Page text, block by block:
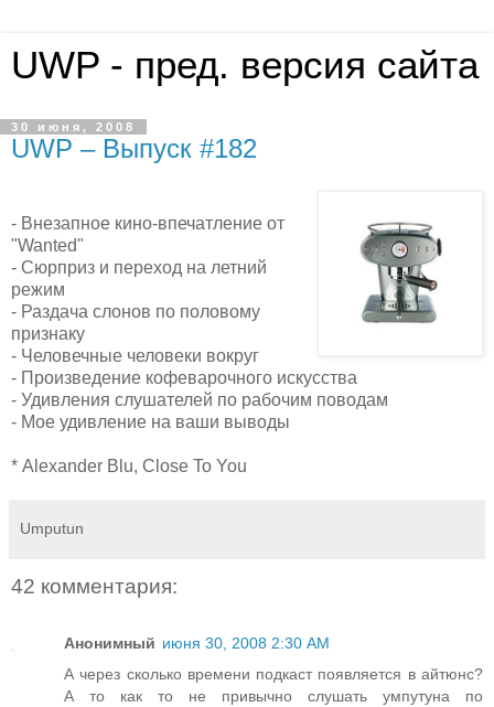
UWP - пред. версия сайта
30 июня, 2008
UWP – Выпуск #182
- Внезапное кино-впечатление от
"Wanted"
- Сюрприз и переход на летний
режим
- Раздача слонов по половому
признаку
- Человечные человеки вокруг
- Произведение кофеварочного искусства
- Удивления слушателей по рабочим поводам
- Мое удивление на ваши выводы
* Alexander Blu, Close To You
Umputun
42 комментария:
Анонимный июня 30, 2008 2:30 AM
А через сколько времени подкаст появляется в айтюнс?
А то как то не привычно слушать умпутуна по